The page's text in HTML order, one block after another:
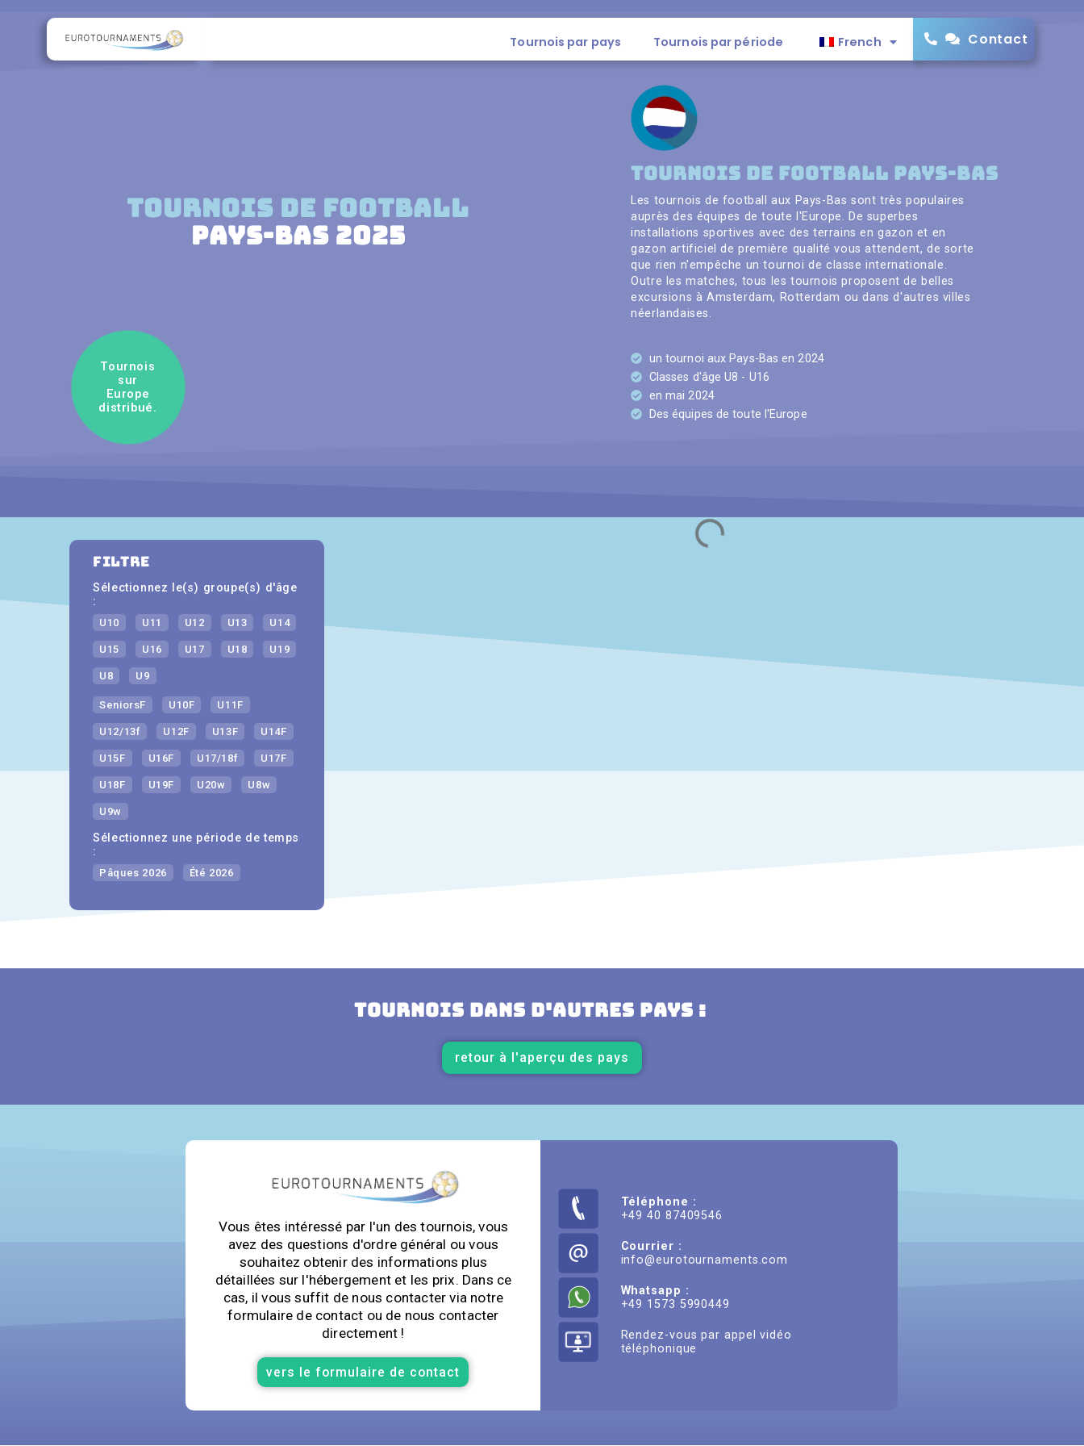
Tournois par pays Tournois par période French Contact
Tournois de football
Pays-Bas 2025
Tournois
sur
Europe
distribué.
Tournois de football Pays-Bas
Les tournois de football aux Pays-Bas sont très populaires
auprès des équipes de toute l'Europe. De superbes
installations sportives avec des terrains en gazon et en
gazon artificiel de première qualité vous attendent, de sorte
que rien n'empêche un tournoi de classe internationale.
Outre les matches, tous les tournois proposent de belles
excursions à Amsterdam, Rotterdam ou dans d'autres villes
néerlandaises.
un tournoi aux Pays-Bas en 2024
Classes d'âge U8 - U16
en mai 2024
Des équipes de toute l'Europe
filtre
Sélectionnez le(s) groupe(s) d'âge
:
U10 U11 U12 U13 U14
U15 U16 U17 U18 U19
U8 U9
SeniorsF U10F U11F
U12/13f U12F U13F U14F
U15F U16F U17/18f U17F
U18F U19F U20w U8w
U9w
Sélectionnez une période de temps
:
Pâques 2026 Été 2026
Tournois dans d'autres pays :
retour à l'aperçu des pays
Vous êtes intéressé par l'un des tournois, vous
avez des questions d'ordre général ou vous
souhaitez obtenir des informations plus
détaillées sur l'hébergement et les prix. Dans ce
cas, il vous suffit de nous contacter via notre
formulaire de contact ou de nous contacter
directement !
vers le formulaire de contact
Téléphone :
+49 40 87409546
Courrier :
info@eurotournaments.com
Whatsapp :
+49 1573 5990449
Rendez-vous par appel vidéo
téléphonique